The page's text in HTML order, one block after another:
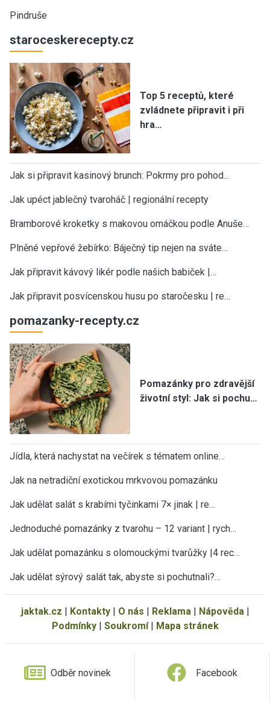
Pindruše
staroceskerecepty.cz
Top 5 receptů, které
zvládnete připravit i při
hra…
Jak si připravit kasinový brunch: Pokrmy pro pohod…
Jak upéct jablečný tvaroháč | regionální recepty
Bramborové kroketky s makovou omáčkou podle Anuše…
Plněné vepřové žebírko: Báječný tip nejen na sváte…
Jak připravit kávový likér podle našich babiček |…
Jak připravit posvícenskou husu po staročesku | re…
pomazanky-recepty.cz
Pomazánky pro zdravější
životní styl: Jak si pochu…
Jídla, která nachystat na večírek s tématem online…
Jak na netradiční exotickou mrkvovou pomazánku
Jak udělat salát s krabími tyčinkami 7× jinak | re…
Jednoduché pomazánky z tvarohu – 12 variant | rych…
Jak udělat pomazánku s olomouckými tvarůžky |4 rec…
Jak udělat sýrový salát tak, abyste si pochutnali?…
jaktak.cz | Kontakty| O nás | Reklama| Nápověda|
Podmínky| Soukromí| Mapa stránek
Odběr novinek Facebook